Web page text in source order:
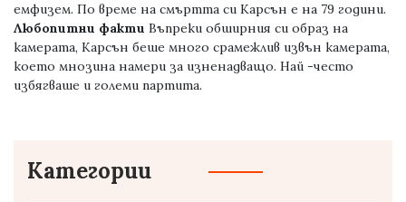
емфизем. По време на смъртта си Карсън е на 79 години.
Любопитни факти Въпреки обширния си образ на
камерата, Карсън беше много срамежлив извън камерата,
което мнозина намери за изненадващо. Най -често
избягваше и големи партита.
Категории